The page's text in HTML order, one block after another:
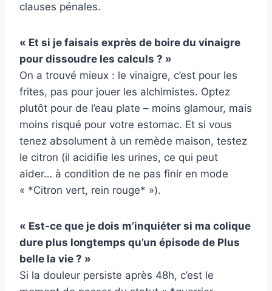
clauses pénales.
« Et si je faisais exprès de boire du vinaigre
pour dissoudre les calculs ? »
On a trouvé mieux : le vinaigre, c’est pour les
frites, pas pour jouer les alchimistes. Optez
plutôt pour de l’eau plate – moins glamour, mais
moins risqué pour votre estomac. Et si vous
tenez absolument à un remède maison, testez
le citron (il acidifie les urines, ce qui peut
aider… à condition de ne pas finir en mode
« *Citron vert, rein rouge* »).
« Est-ce que je dois m’inquiéter si ma colique
dure plus longtemps qu’un épisode de Plus
belle la vie ? »
Si la douleur persiste après 48h, c’est le